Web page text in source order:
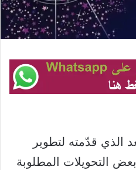
الذي قدّمته لتطوير
التحويلات المطلوبة